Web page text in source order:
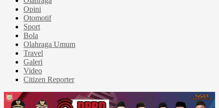
Opini
Otomotif
Sport
Bola
Olahraga Umum
Travel
Galeri
Video
Citizen Reporter